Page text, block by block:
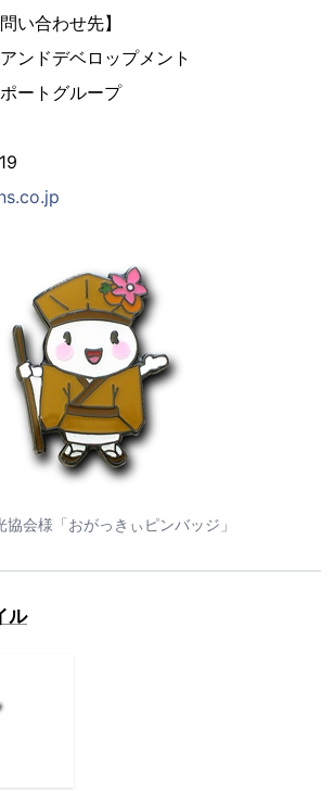
い合わせ先】
ンドデベロップメント
ートグループ
協会様「おがっきぃピンバッジ」
ル